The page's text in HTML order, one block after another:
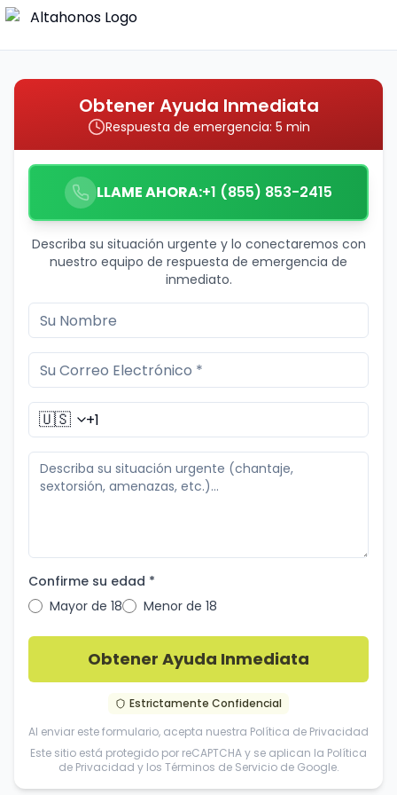
Obtener Ayuda Inmediata
Respuesta de emergencia: 5 min
LLAME AHORA:+1 (855) 853-2415
Describa su situación urgente y lo conectaremos con
nuestro equipo de respuesta de emergencia de
inmediato.
🇺🇸
Confirme su edad *
Mayor de 18
Menor de 18
Obtener Ayuda Inmediata
Estrictamente Confidencial
Al enviar este formulario, acepta nuestra Política de Privacidad
Este sitio está protegido por reCAPTCHA y se aplican la Política
de Privacidad y los Términos de Servicio de Google.